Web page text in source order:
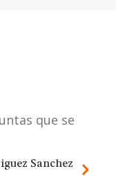
que se
Sanchez